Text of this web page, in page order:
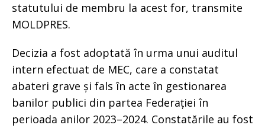
statutului de membru la acest for, transmite
MOLDPRES.
Decizia a fost adoptată în urma unui auditul
intern efectuat de MEC, care a constatat
abateri grave și fals în acte în gestionarea
banilor publici din partea Federației în
perioada anilor 2023–2024. Constatările au fost